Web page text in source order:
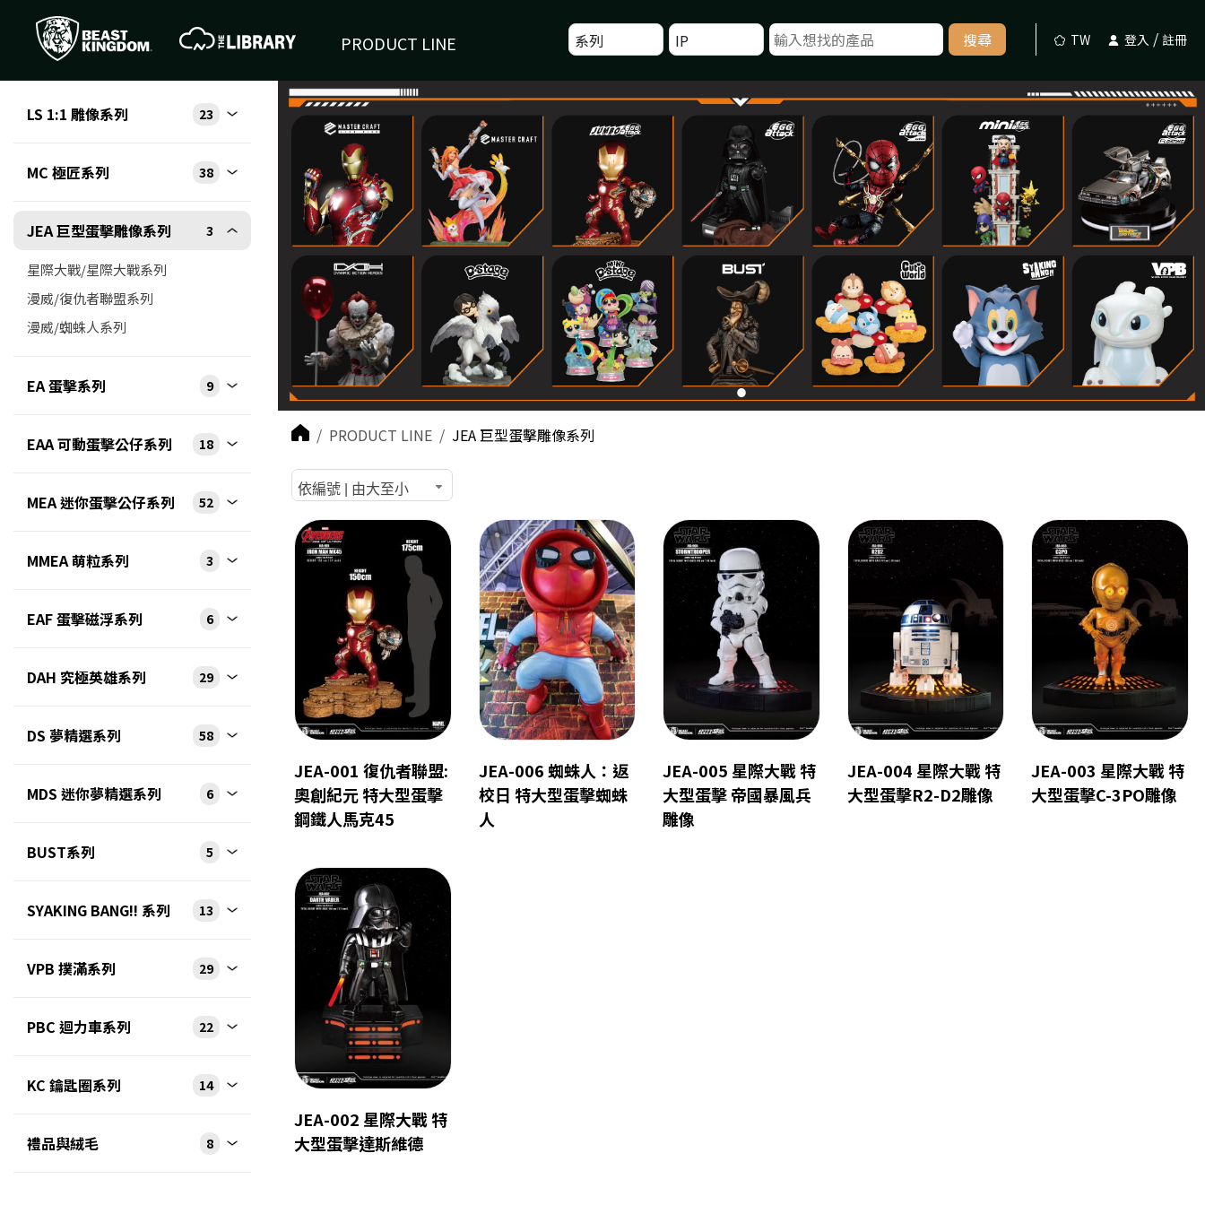
PRODUCT LINE 系列 IP 搜尋 TW 登入 / 註冊
LS 1:1 雕像系列 23
MC 極匠系列 38
JEA 巨型蛋擊雕像系列 3
星際大戰/星際大戰系列
漫威/復仇者聯盟系列
漫威/蜘蛛人系列
EA 蛋擊系列 9
EAA 可動蛋擊公仔系列 18
MEA 迷你蛋擊公仔系列 52
MMEA 萌粒系列 3
EAF 蛋擊磁浮系列 6
DAH 究極英雄系列 29
DS 夢精選系列 58
MDS 迷你夢精選系列 6
BUST系列 5
SYAKING BANG!! 系列 13
VPB 撲滿系列 29
PBC 迴力車系列 22
KC 鑰匙圈系列 14
禮品與絨毛 8
PRODUCT LINE JEA 巨型蛋擊雕像系列
依編號 | 由大至小
JEA-001 復仇者聯盟:
奧創紀元 特大型蛋擊
鋼鐵人馬克45
JEA-006 蜘蛛人：返
校日 特大型蛋擊蜘蛛
人
JEA-005 星際大戰 特
大型蛋擊 帝國暴風兵
雕像
JEA-004 星際大戰 特
大型蛋擊R2-D2雕像
JEA-003 星際大戰 特
大型蛋擊C-3PO雕像
JEA-002 星際大戰 特
大型蛋擊達斯維德